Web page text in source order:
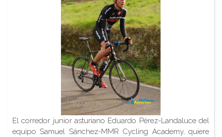
El corredor junior asturiano Eduardo Pérez-Landaluce del
equipo Samuel Sánchez-MMR Cycling Academy, quiere